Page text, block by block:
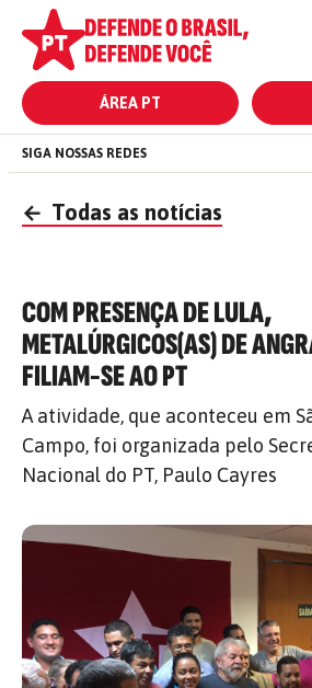
ÁREA PT
SIGA NOSSAS REDES
← Todas as notícias
COM PRESENÇA DE LULA,
METALÚRGICOS(AS) DE
FILIAM-SE AO PT
A atividade, que aconteceu em
Campo, foi organizada pelo
Nacional do PT, Paulo Cayres